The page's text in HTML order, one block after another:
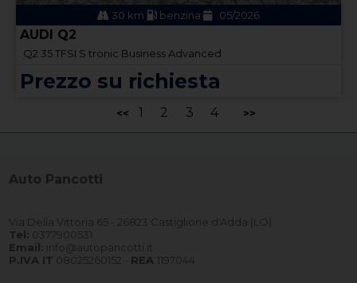
30 km benzina 05/2026
AUDI Q2
Q2 35 TFSI S tronic Business Advanced
Prezzo su richiesta
<< 1 2 3 4 >>
Auto Pancotti
Via Della Vittoria 65 - 26823 Castiglione d'Adda (LO)
Tel: 0377900531
Email: info@autopancotti.it
P.IVA IT 08025260152 - REA 1197044